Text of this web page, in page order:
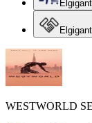
WESTWORLD